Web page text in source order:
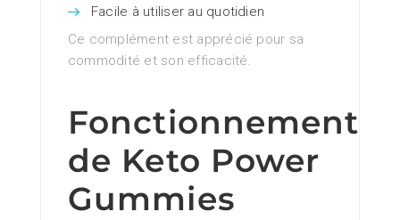
Facile à utiliser au quotidien
Ce complément est apprécié pour sa
commodité et son efficacité.
Fonctionnement
de Keto Power
Gummies